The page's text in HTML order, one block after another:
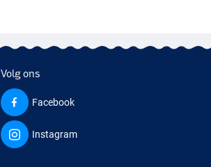
Volg ons
Facebook
Instagram